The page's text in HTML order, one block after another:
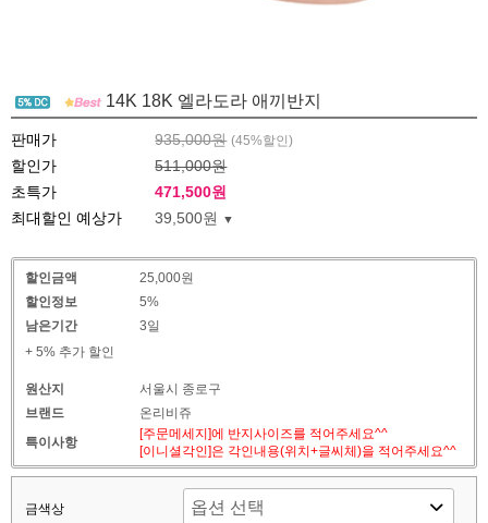
14K 18K 엘라도라 애끼반지
판매가 935,000원 (45%할인)
할인가
511,000원
초특가
471,500원
최대할인 예상가
39,500원
할인금액
25,000원
할인정보
5%
남은기간
3일
+ 5% 추가 할인
원산지
서울시 종로구
브랜드
온리비쥬
특이사항
[주문메세지]에 반지사이즈를 적어주세요^^
[이니셜각인]은 각인내용(위치+글씨체)을 적어주세요^^
금색상